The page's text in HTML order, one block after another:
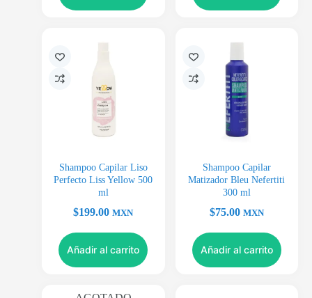
Shampoo Capilar Liso
Perfecto Liss Yellow 500
ml
$199.00 MXN
Añadir al carrito
Shampoo Capilar
Matizador Bleu Nefertiti
300 ml
$75.00 MXN
Añadir al carrito